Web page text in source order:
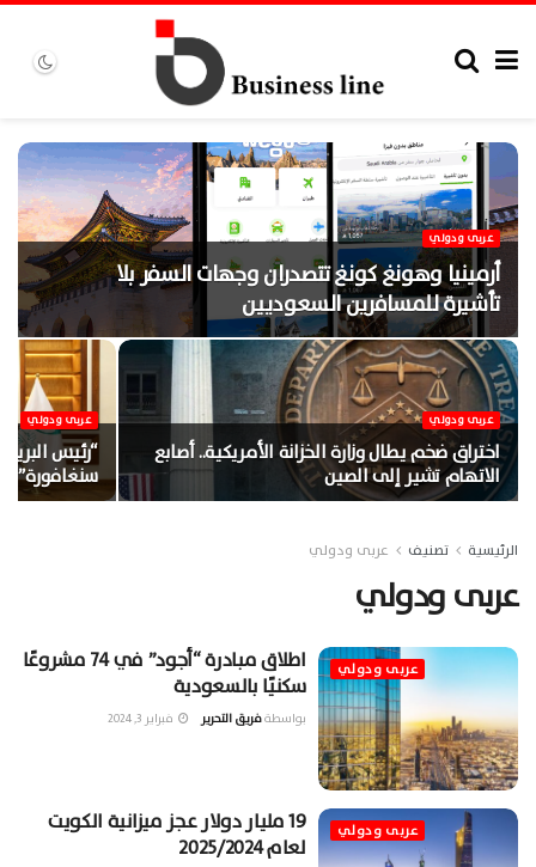
عربى ودولي
أرمينيا وهونغ كونغ تتصدران وجهات السفر بلا
تأشيرة للمسافرين السعوديين
عربى ودولي
اختراق ضخم يطال وزارة الخزانة الأمريكية.. أصابع
الاتهام تشير إلى الصين
عربى ودولي
“رئيس
سنغافورة”
الرئيسية تصنيف عربى ودولي
عربى ودولي
عربى ودولي
اطلاق مبادرة “أجود” في 74 مشروعًا
سكنيًا بالسعودية
بواسطةفريق التحرير فبراير 3, 2024
عربى ودولي
19 مليار دولار عجز ميزانية الكويت
لعام 2025/2024